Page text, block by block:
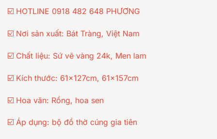
☑️ HOTLINE 0918 482 648 PHƯƠNG
☑️ Nơi sản xuất: Bát Tràng, Việt Nam
☑️ Chất liệu: Sứ vẽ vàng 24k, Men lam
☑️ Kích thước: 61x127cm, 61x157cm
☑️ Hoa văn: Rồng, hoa sen
☑️ Áp dụng: bộ đồ thờ cúng gia tiên